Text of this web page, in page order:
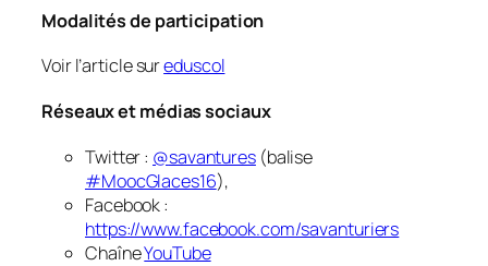
Modalités de participation
Voir l’article sureduscol
Réseaux et médias sociaux
Twitter : @savantures(balise
#MoocGlaces16),
Facebook :
https://www.facebook.com/savanturiers
ChaîneYouTube